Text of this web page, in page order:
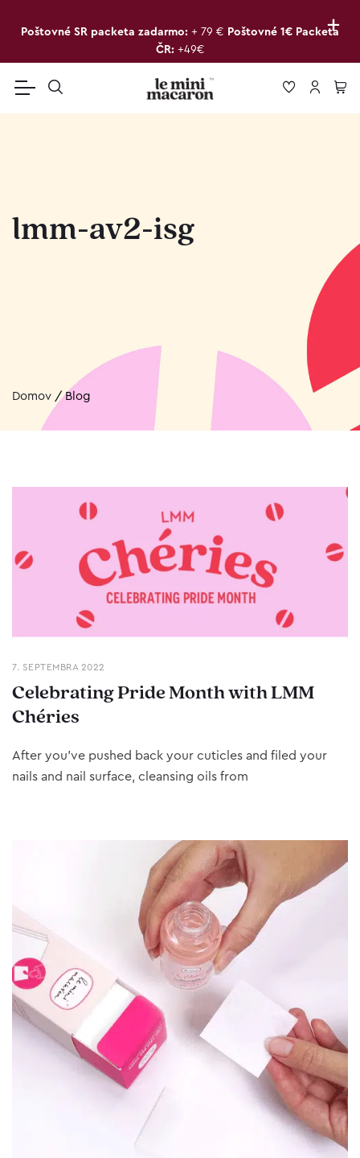
+
Poštovné SR packeta zadarmo: + 79 € Poštovné 1€ Packeta
ČR: +49€
lmm-av2-isg
Domov /Blog
7. SEPTEMBRA 2022
Celebrating Pride Month with LMM
Chéries
After you’ve pushed back your cuticles and filed your
nails and nail surface, cleansing oils from